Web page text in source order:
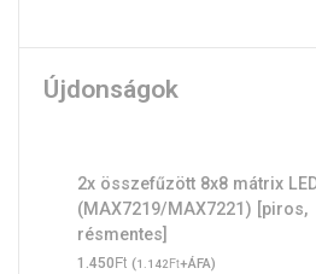
Újdonságok
2x összefűzött 8x8 mátrix
(MAX7219/MAX7221) [piros,
résmentes]
1.450Ft (1.142Ft+ÁFA)